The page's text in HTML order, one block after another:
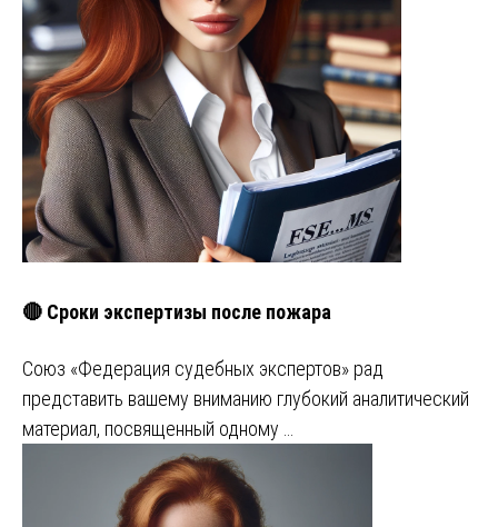
🔴 Сроки экспертизы после пожара
Союз «Федерация судебных экспертов» рад
представить вашему вниманию глубокий аналитический
материал, посвященный одному …